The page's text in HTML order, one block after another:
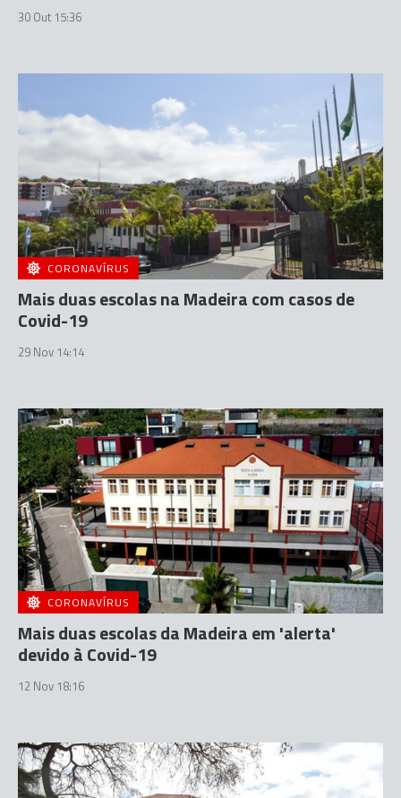
30 Out 15:36
CORONAVÍRUS
Mais duas escolas na Madeira com casos de
Covid-19
29 Nov 14:14
CORONAVÍRUS
Mais duas escolas da Madeira em 'alerta'
devido à Covid-19
12 Nov 18:16